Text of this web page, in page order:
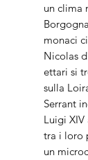
un clima
monaci
Nicolas
ettari si
sulla
Serrant
Luigi
tra i loro
un